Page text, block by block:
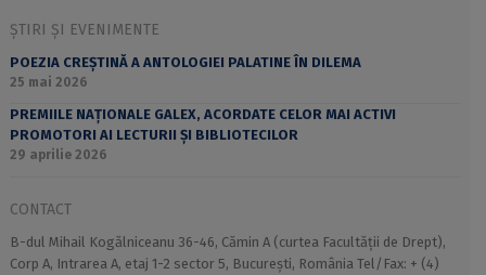
ȘTIRI ȘI EVENIMENTE
POEZIA CREȘTINĂ A ANTOLOGIEI PALATINE ÎN DILEMA
25 mai 2026
PREMIILE NAȚIONALE GALEX, ACORDATE CELOR MAI ACTIVI
PROMOTORI AI LECTURII ȘI BIBLIOTECILOR
29 aprilie 2026
CONTACT
B-dul Mihail Kogălniceanu 36-46, Cămin A (curtea Facultății de Drept),
Corp A, Intrarea A, etaj 1-2 sector 5, București, România Tel/Fax: + (4)